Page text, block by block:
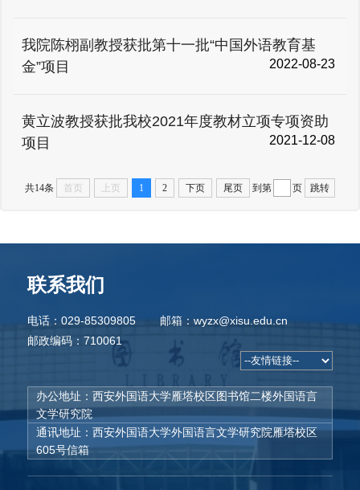
我院陈栩副教授获批第十一批“中国外语教育基
金”项目
2022-08-23
黄立波教授获批我校2021年度教材立项专项资助
项目
2021-12-08
共14条 首页 上页 1 2 下页 尾页 到第 页 跳转
联系我们
电话：029-85309805
邮箱：wyzx@xisu.edu.cn
邮政编码：710061
办公地址：西安外国语大学雁塔校区图书馆二楼外国语言
文学研究院
通讯地址：西安外国语大学外国语言文学研究院雁塔校区
605号信箱